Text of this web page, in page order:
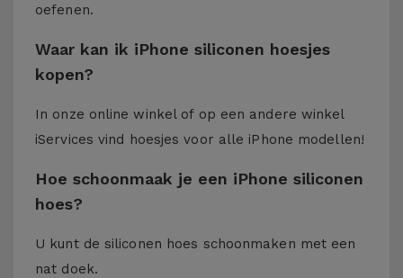
oefenen.
Waar kan ik iPhone siliconen hoesjes
kopen?
In onze online winkel of op een andere winkel
iServices vind hoesjes voor alle iPhone modellen!
Hoe schoonmaak je een iPhone siliconen
hoes?
U kunt de siliconen hoes schoonmaken met een
nat doek.